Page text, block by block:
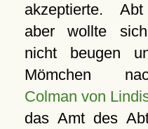
akzeptierte.
aber wollte
nicht beugen
Mömchen
Colman von
das Amt des